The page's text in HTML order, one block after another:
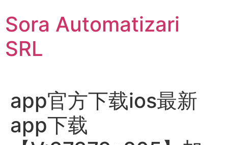
conținut
Sora Automatizari
SRL
app官方下载ios最新
app下载